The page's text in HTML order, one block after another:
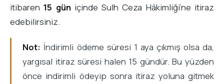
itibaren15 güniçinde Sulh Ceza Hâkimliği’ne itiraz
edebilirsiniz.
Not: İndirimli ödeme süresi 1 aya çıkmış olsa da,
yargısal itiraz süresi halen 15 gündür. Bu yüzden
önce indirimli ödeyip sonra itiraz yoluna gitmek